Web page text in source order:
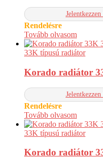
Rendelésre
Tovább olvasom
33K típusú radiátor
Korado radiátor
Rendelésre
Tovább olvasom
33K típusú radiátor
Korado radiátor